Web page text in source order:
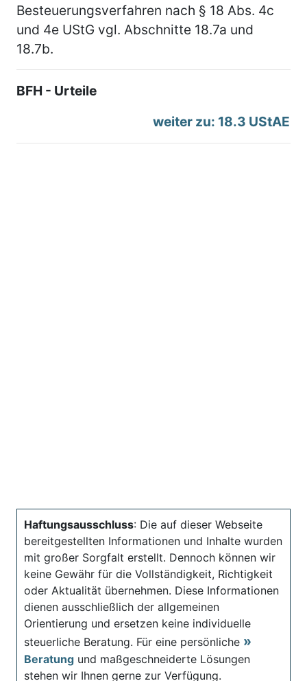
Besteuerungsverfahren nach § 18 Abs. 4c
und 4e UStG vgl. Abschnitte 18.7a und
18.7b.
BFH - Urteile
weiter zu: 18.3 UStAE
Haftungsausschluss: Die auf dieser Webseite
bereitgestellten Informationen und Inhalte wurden
mit großer Sorgfalt erstellt. Dennoch können wir
keine Gewähr für die Vollständigkeit, Richtigkeit
oder Aktualität übernehmen. Diese Informationen
dienen ausschließlich der allgemeinen
Orientierung und ersetzen keine individuelle
steuerliche Beratung. Für eine persönliche
Beratung und maßgeschneiderte Lösungen
stehen wir Ihnen gerne zur Verfügung.